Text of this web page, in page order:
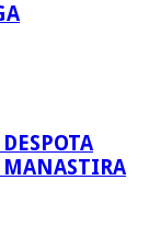
MANASTIRA